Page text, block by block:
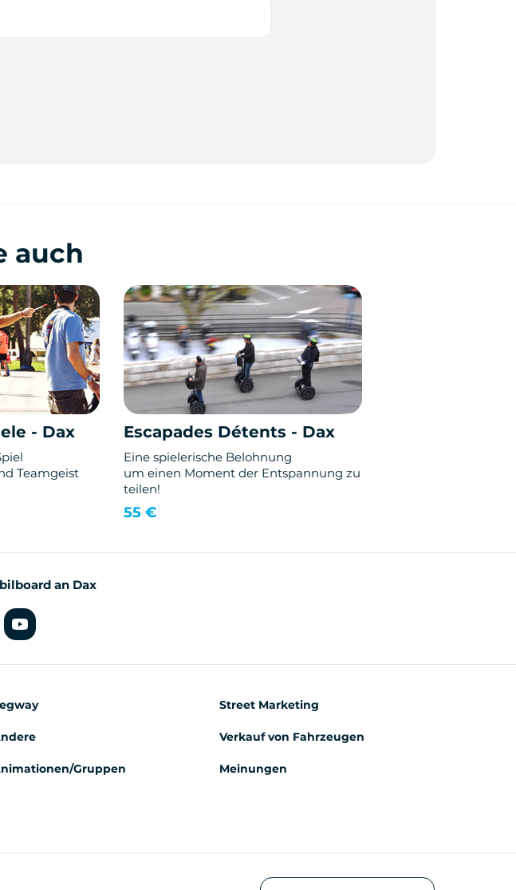
auch
- Dax
Teamgeist
Escapades Détents - Dax
Eine spielerische Belohnung
um einen Moment der Entspannung zu
teilen!
55 €
an Dax
Gruppen
Street Marketing
Verkauf von Fahrzeugen
Meinungen